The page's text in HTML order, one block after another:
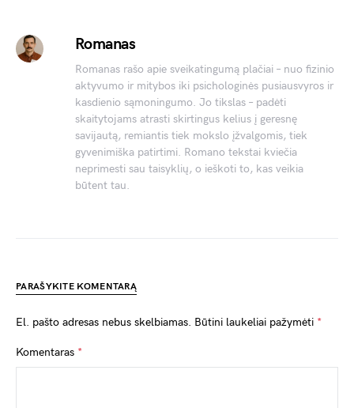
Romanas
Romanas rašo apie sveikatingumą plačiai – nuo fizinio
aktyvumo ir mitybos iki psichologinės pusiausvyros ir
kasdienio sąmoningumo. Jo tikslas – padėti
skaitytojams atrasti skirtingus kelius į geresnę
savijautą, remiantis tiek mokslo įžvalgomis, tiek
gyvenimiška patirtimi. Romano tekstai kviečia
neprimesti sau taisyklių, o ieškoti to, kas veikia
būtent tau.
PARAŠYKITE KOMENTARĄ
El. pašto adresas nebus skelbiamas. Būtini laukeliai pažymėti *
Komentaras *